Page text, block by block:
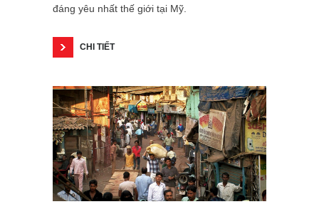
đáng yêu nhất thế giới tại Mỹ.
CHI TIẾT